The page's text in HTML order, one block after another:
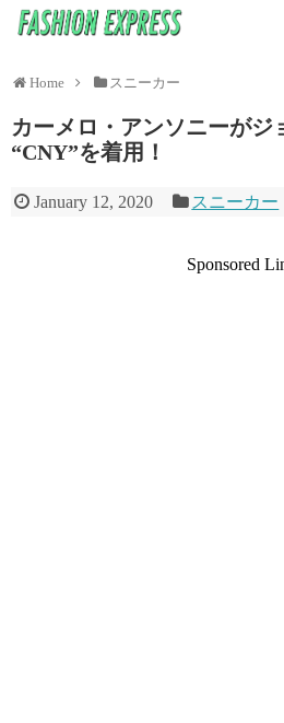
Home スニーカー
カーメロ・アンソニーがジ
“CNY”を着用！
January 12, 2020 スニーカー
Sponsored